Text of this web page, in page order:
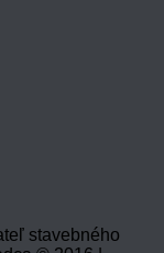
stavebného